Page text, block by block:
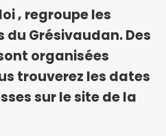
, regroupe les
Grésivaudan. Des
organisées
trouverez les dates
sur le site de la